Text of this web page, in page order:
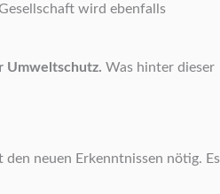
wird ebenfalls
Umweltschutz. Was hinter dieser
neuen Erkenntnissen nötig. Es